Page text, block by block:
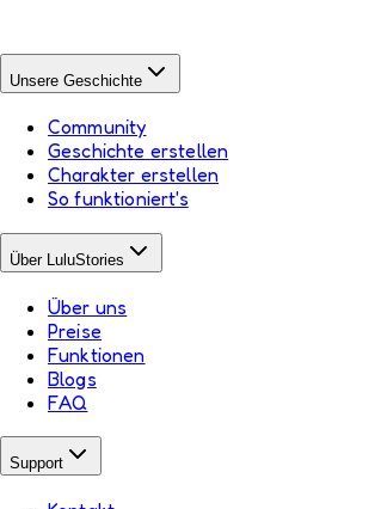
Unsere Geschichte
Community
Geschichte erstellen
Charakter erstellen
So funktioniert's
Über LuluStories
Über uns
Preise
Funktionen
Blogs
FAQ
Support